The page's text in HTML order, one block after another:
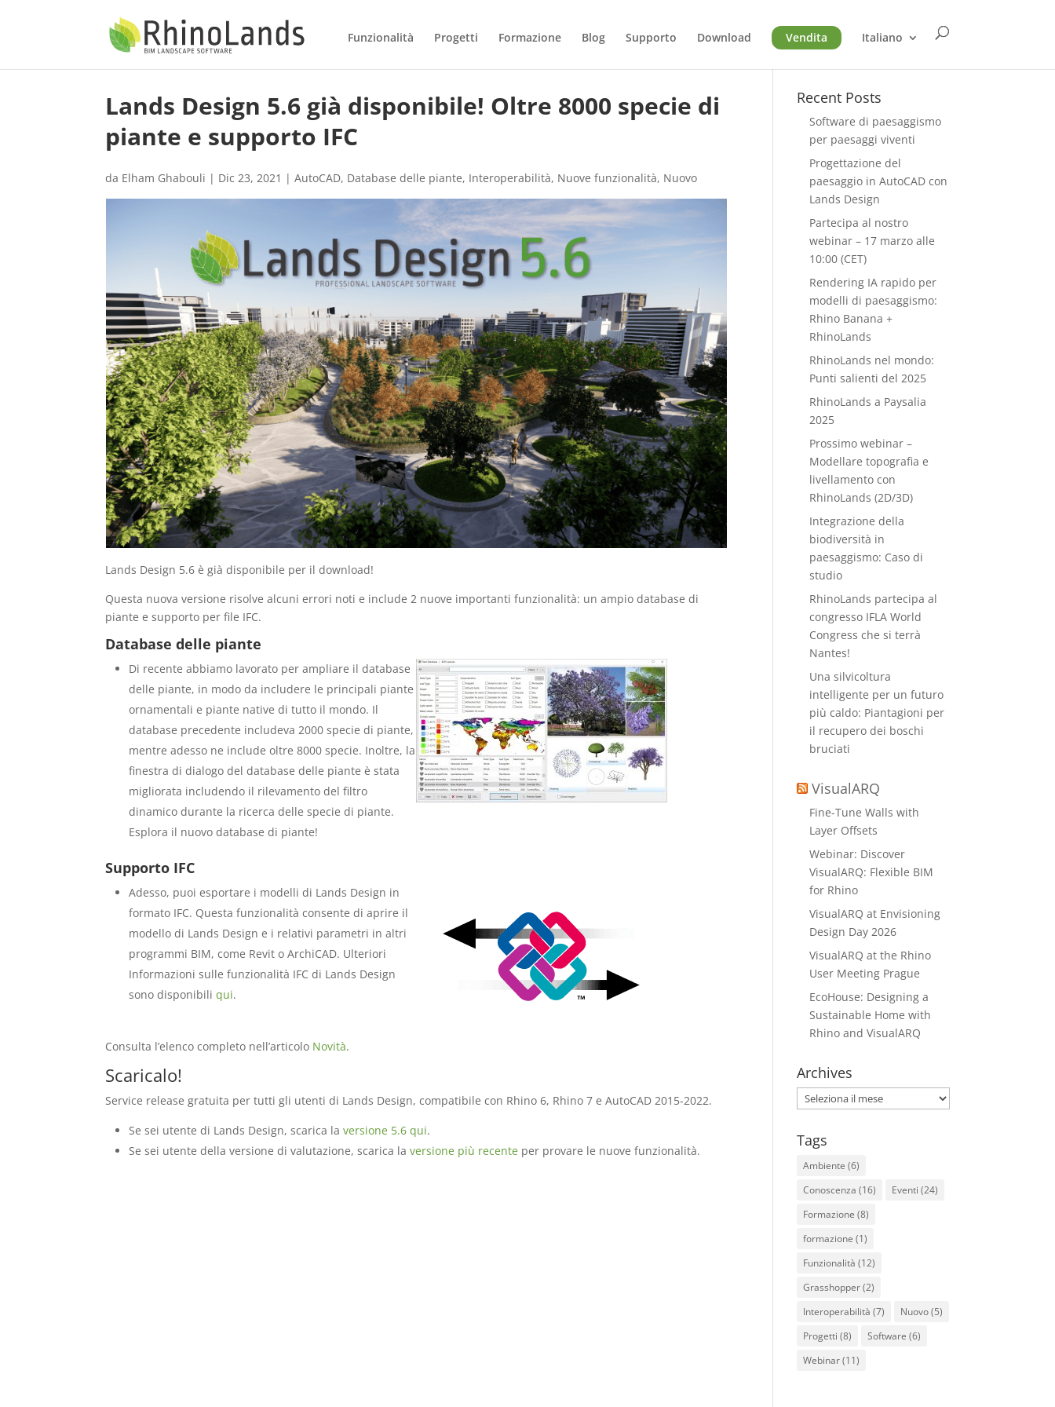
Funzionalità Progetti Formazione Blog Supporto Download Vendita Italiano
Lands Design 5.6 già disponibile! Oltre 8000 specie di
piante e supporto IFC
da Elham Ghabouli | Dic 23, 2021 |AutoCAD, Database delle piante, Interoperabilità, Nuove funzionalità, Nuovo
Lands Design 5.6 è già disponibile per il download!
Questa nuova versione risolve alcuni errori noti e include 2 nuove importanti funzionalità: un ampio database di
piante e supporto per file IFC.
Database delle piante
Di recente abbiamo lavorato per ampliare il database
delle piante, in modo da includere le principali piante
ornamentali e piante native di tutto il mondo. Il
database precedente includeva 2000 specie di piante,
mentre adesso ne include oltre 8000 specie. Inoltre, la
finestra di dialogo del database delle piante è stata
migliorata includendo il rilevamento del filtro
dinamico durante la ricerca delle specie di piante.
Esplora il nuovo database di piante!
Supporto IFC
Adesso, puoi esportare i modelli di Lands Design in
formato IFC. Questa funzionalità consente di aprire il
modello di Lands Design e i relativi parametri in altri
programmi BIM, come Revit o ArchiCAD. Ulteriori
Informazioni sulle funzionalità IFC di Lands Design
sono disponibiliqui.
Consulta l’elenco completo nell’articolo Novità.
Scaricalo!
Service release gratuita per tutti gli utenti di Lands Design, compatibile con Rhino 6, Rhino 7 e AutoCAD 2015-2022.
Se sei utente di Lands Design, scarica laversione 5.6 qui.
Se sei utente della versione di valutazione, scarica laversione più recente per provare le nuove funzionalità.
Recent Posts
Software di paesaggismo
per paesaggi viventi
Progettazione del
paesaggio in AutoCAD con
Lands Design
Partecipa al nostro
webinar – 17 marzo alle
10:00 (CET)
Rendering IA rapido per
modelli di paesaggismo:
Rhino Banana +
RhinoLands
RhinoLands nel mondo:
Punti salienti del 2025
RhinoLands a Paysalia
2025
Prossimo webinar –
Modellare topografia e
livellamento con
RhinoLands (2D/3D)
Integrazione della
biodiversità in
paesaggismo: Caso di
studio
RhinoLands partecipa al
congresso IFLA World
Congress che si terrà
Nantes!
Una silvicoltura
intelligente per un futuro
più caldo: Piantagioni per
il recupero dei boschi
bruciati
VisualARQ
Fine-Tune Walls with
Layer Offsets
Webinar: Discover
VisualARQ: Flexible BIM
for Rhino
VisualARQ at Envisioning
Design Day 2026
VisualARQ at the Rhino
User Meeting Prague
EcoHouse: Designing a
Sustainable Home with
Rhino and VisualARQ
Archives
Archives
Tags
Ambiente (6)
Conoscenza (16) Eventi (24)
Formazione (8)
formazione (1)
Funzionalità (12)
Grasshopper(2)
Interoperabilità (7) Nuovo(5)
Progetti (8) Software (6)
Webinar(11)